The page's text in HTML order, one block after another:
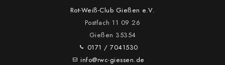
Rot-Weiß-Club Gießen e.V.
Postfach 11 09 26
Gießen 35354
0171 / 7041530
info@rwc-giessen.de